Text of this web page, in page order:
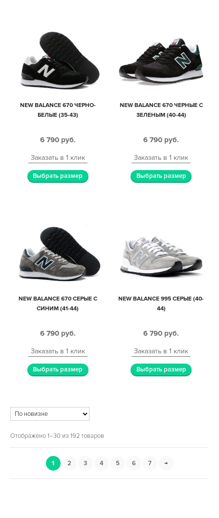
NEW BALANCE 670 ЧЕРНО-
БЕЛЫЕ (35-43)
6 790 руб.
Заказать в 1 клик
Выбрать размер
NEW BALANCE 670 ЧЕРНЫЕ С
ЗЕЛЕНЫМ (40-44)
6 790 руб.
Заказать в 1 клик
Выбрать размер
NEW BALANCE 670 СЕРЫЕ С
СИНИМ (41-44)
6 790 руб.
Заказать в 1 клик
Выбрать размер
NEW BALANCE 995 СЕРЫЕ (40-
44)
6 790 руб.
Заказать в 1 клик
Выбрать размер
Отображено 1–30 из 192 товаров
1 2 3 4 5 6 7 →